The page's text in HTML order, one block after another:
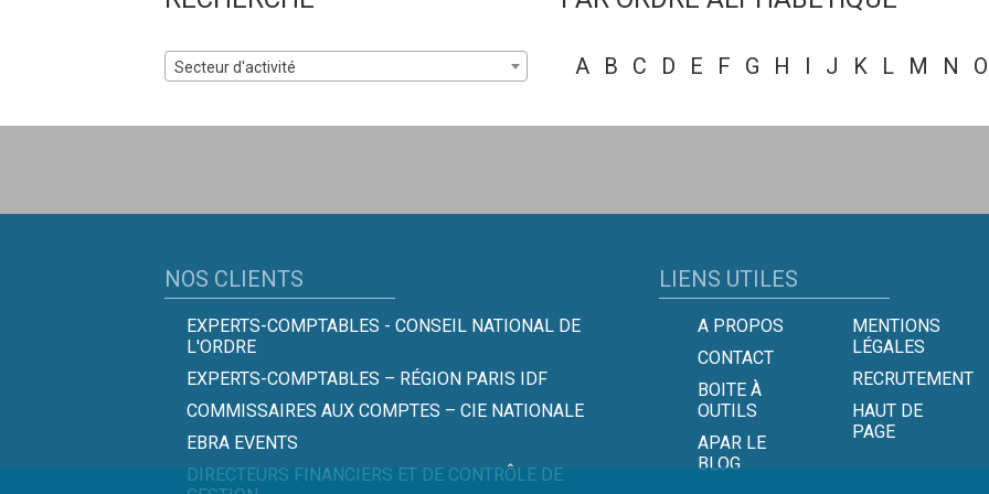
Secteur d'activité A B C D E F G H I J K L M N O
NOS CLIENTS
EXPERTS-COMPTABLES - CONSEIL NATIONAL DE
L'ORDRE
EXPERTS-COMPTABLES – RÉGION PARIS IDF
COMMISSAIRES AUX COMPTES – CIE NATIONALE
EBRA EVENTS
DIRECTEURS FINANCIERS ET DE CONTRÔLE DE
LIENS UTILES
A PROPOS
CONTACT
BOITE À
OUTILS
APAR LE
BLOG
MENTIONS
LÉGALES
RECRUTEMENT
HAUT DE
PAGE